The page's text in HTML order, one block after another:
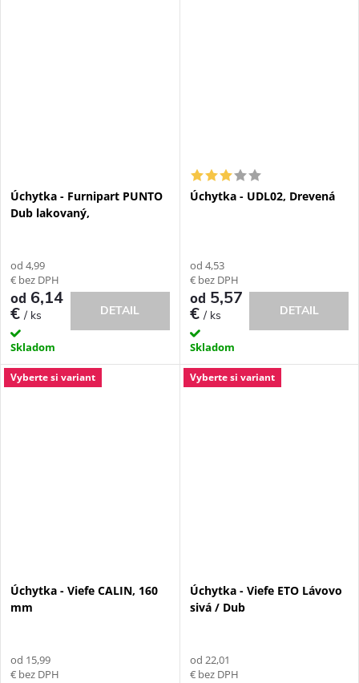
Úchytka - Furnipart PUNTO
Dub lakovaný,
od 4,99
€ bez DPH
od 6,14
€/ ks
Skladom
DETAIL
Úchytka - UDL02, Drevená
od 4,53
€ bez DPH
od 5,57
€/ ks
Skladom
DETAIL
Vyberte si variant
Úchytka - Viefe CALIN, 160
mm
od 15,99
€ bez DPH
Vyberte si variant
Úchytka - Viefe ETO Lávovo
sivá / Dub
od 22,01
€ bez DPH